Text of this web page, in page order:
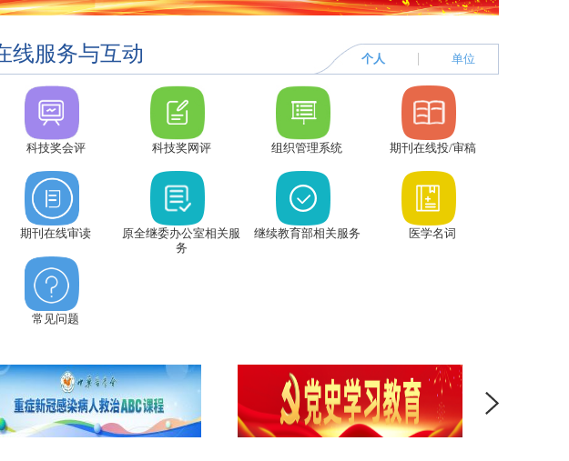
线服务与互动 个人 单位
科技奖会评 科技奖网评 组织管理系统 期刊在线投/审稿
期刊在线审读
原全继委办公室相关服
务
继续教育部相关服务 医学名词
常见问题